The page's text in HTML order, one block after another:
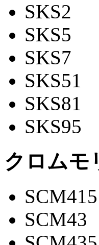
SKS2
SKS5
SKS7
SKS51
SKS81
SKS95
クロムモ
SCM415
SCM43